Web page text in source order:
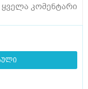
ყველა კომენტარი